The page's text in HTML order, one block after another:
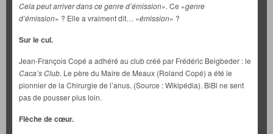
Cela peut arriver dans ce genre d’émission». Ce «genre
d’émission» ? Elle a vraiment dit… «émission» ?
Sur le cul.
Jean-François Copé a adhéré au club créé par Frédéric Beigbeder : le
Caca’s Club. Le père du Maire de Meaux (Roland Copé) a été le
pionnier de la Chirurgie de l’anus. (Source : Wikipédia). BiBi ne sent
pas de pousser plus loin.
Flèche de cœur.